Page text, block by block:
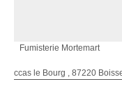
Fumisterie Mortemart
ccas le Bourg , 87220